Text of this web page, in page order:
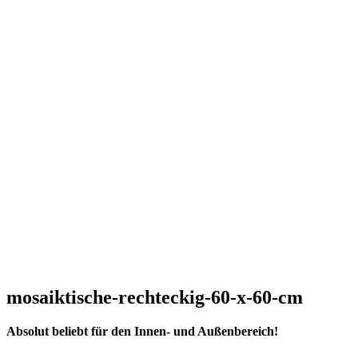
mosaiktische-rechteckig-60-x-60-cm
Absolut beliebt für den Innen- und Außenbereich!